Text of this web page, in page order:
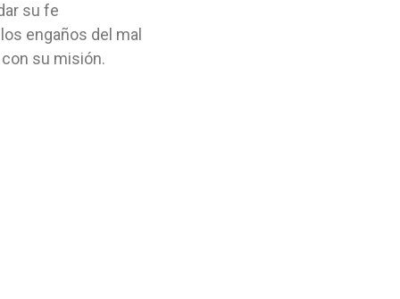
su fe
engaños del mal
con su misión.